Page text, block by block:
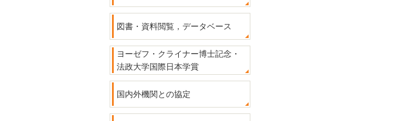
図書・資料閲覧，データベース
ヨーゼフ・クライナー博士記念・
法政大学国際日本学賞
国内外機関との協定